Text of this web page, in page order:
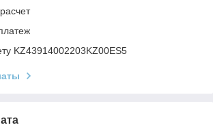
KZ43914002203KZ00ES5